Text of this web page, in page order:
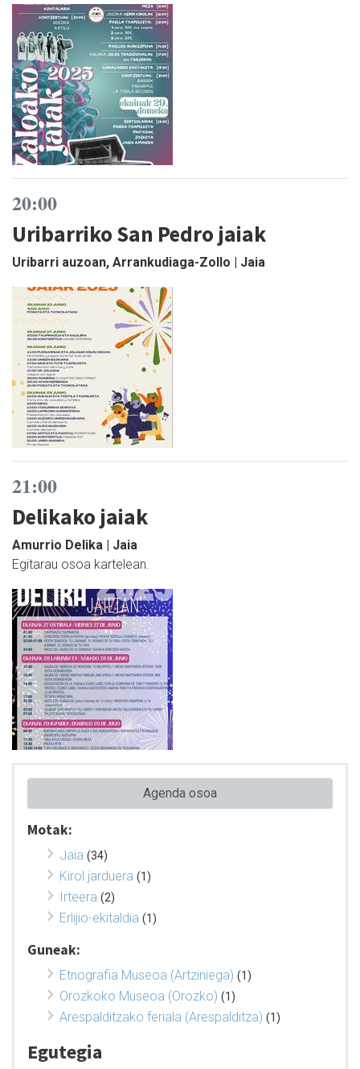
20:00
Uribarriko San Pedro jaiak
Uribarri auzoan, Arrankudiaga-Zollo | Jaia
21:00
Delikako jaiak
Amurrio Delika | Jaia
Egitarau osoa kartelean.
Agenda osoa
Motak:
Jaia (34)
Kirol jarduera (1)
Irteera (2)
Erlijio-ekitaldia (1)
Guneak:
Etnografia Museoa (Artziniega) (1)
Orozkoko Museoa (Orozko) (1)
Arespalditzako feriala (Arespalditza) (1)
Egutegia